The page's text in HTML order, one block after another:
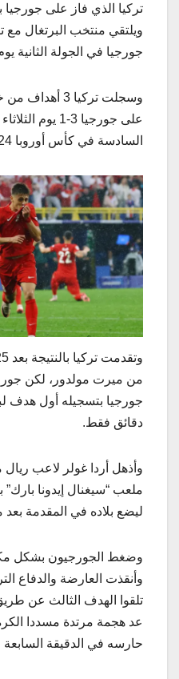
تركيا الذي فاز على جورجيا بنتيجة 1-3 يوم
ويلتقي منتخب البرتغال مع
جورجيا في الجولة الثانية
وسجلت تركيا 3
على جورجيا 3-1
السادسة في كأس أوروبا 2024 المقامة بألمانيا.
من ميرت مولدور، لكن
دقائق فقط.
ملعب “سيغنال إيدونا
ليضع بلاده في المقدمة بعد مرور 65
وضغط الجورجيون بشكل
وأنقذت العارضة والدفاع
تلقوا الهدف الثالث عن
عد هجمة مرتدة مسددا
حارسه في الدقيقة